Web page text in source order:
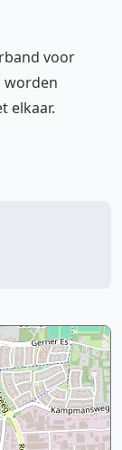
voor
worden
elkaar.